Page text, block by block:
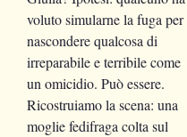
voluto simularne la fuga per
nascondere qualcosa di
irreparabile e terribile come
un omicidio. Può essere.
Ricostruiamo la scena: una
moglie fedifraga colta sul